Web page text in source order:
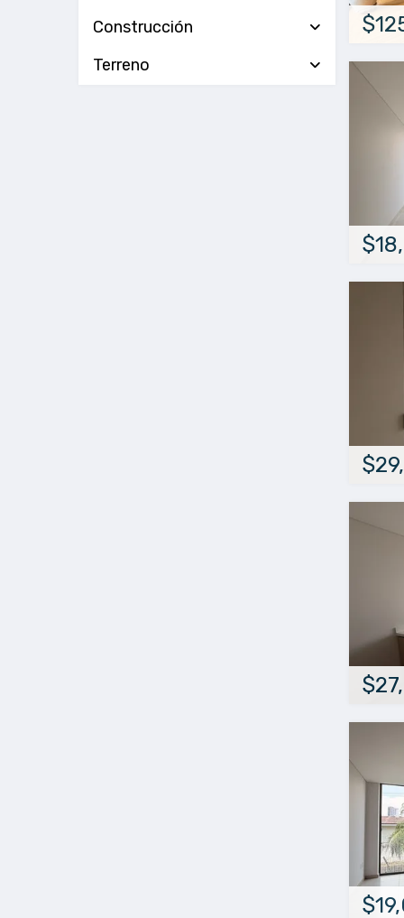
Construcción
Terreno